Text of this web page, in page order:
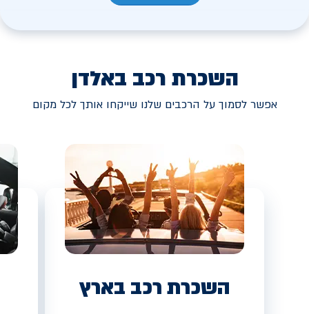
השכרת רכב באלדן
אפשר לסמוך על הרכבים שלנו שייקחו אותך לכל מקום
השכרת רכב בארץ